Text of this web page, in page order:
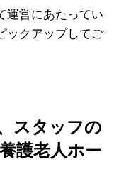
運営にあたってい
ックアップしてご
スタッフの
護老人ホー